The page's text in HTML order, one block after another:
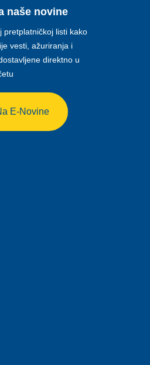
naše novine
pretplatničkoj listi kako
vesti, ažuriranja i
direktno u
E-Novine